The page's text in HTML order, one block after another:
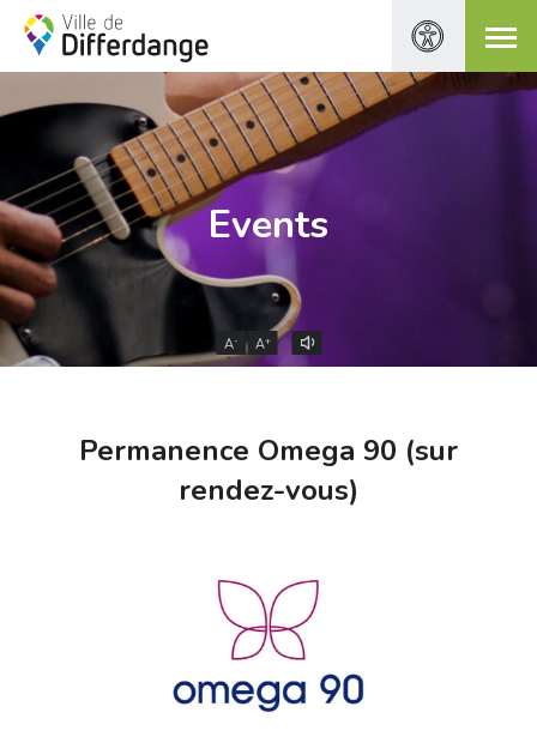
Events
A- A+
Permanence Omega 90 (sur
rendez-vous)